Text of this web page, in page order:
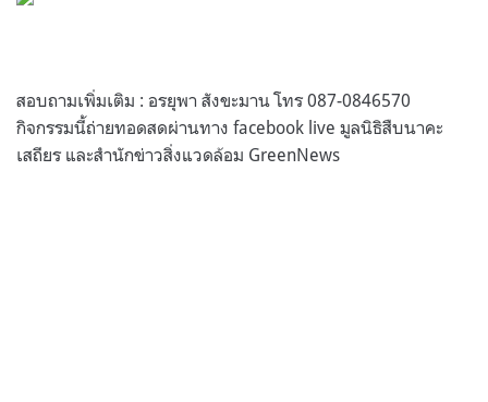
สอบถามเพิ่มเติม : อรยุพา สังขะมาน โทร 087-0846570
กิจกรรมนี้ถ่ายทอดสดผ่านทาง facebook live มูลนิธิสืบนาคะ
เสถียร และสำนักข่าวสิ่งแวดล้อม GreenNews